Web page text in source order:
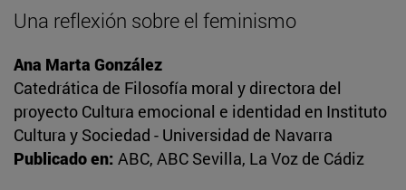
Una reflexión sobre el feminismo
Ana Marta González
Catedrática de Filosofía moral y directora del
proyecto Cultura emocional e identidad en Instituto
Cultura y Sociedad - Universidad de Navarra
Publicado en: ABC, ABC Sevilla, La Voz de Cádiz